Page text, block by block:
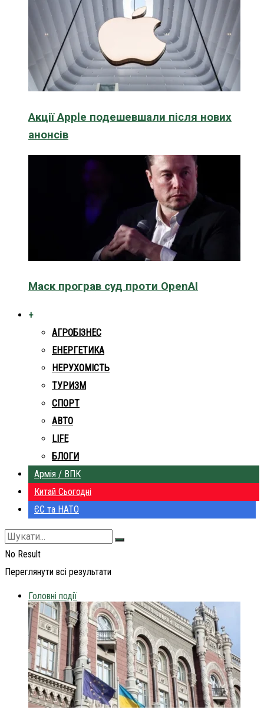
Акції Apple подешевшали після нових
анонсів
Маск програв суд проти OpenAI
+
АГРОБІЗНЕС
ЕНЕРГЕТИКА
НЕРУХОМІСТЬ
ТУРИЗМ
СПОРТ
АВТО
LIFE
БЛОГИ
Армія / ВПК
Китай Сьогодні
ЄС та НАТО
No Result
Переглянути всі результати
Головні події